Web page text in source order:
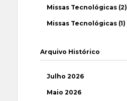
Missas Tecnológicas (2)
Missas Tecnológicas (1)
Arquivo Histórico
Julho 2026
Maio 2026